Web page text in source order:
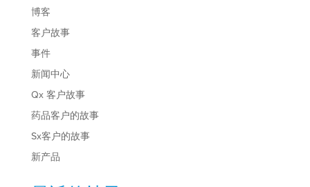
博客
客户故事
事件
新闻中心
Qx 客户故事
药品客户的故事
Sx客户的故事
新产品